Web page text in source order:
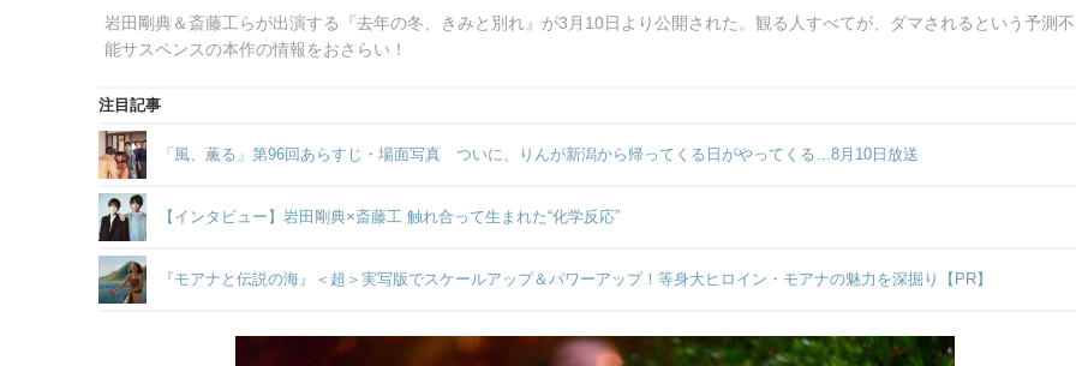
岩田剛典＆斎藤工らが出演する『去年の冬、きみと別れ』が3月10日より公開された。観る人すべてが、ダマされるという予測不
能サスペンスの本作の情報をおさらい！
注目記事
「風、薫る」第96回あらすじ・場面写真 ついに、りんが新潟から帰ってくる日がやってくる…8月10日放送
【インタビュー】岩田剛典×斎藤工 触れ合って生まれた“化学反応”
『モアナと伝説の海』＜超＞実写版でスケールアップ＆パワーアップ！等身大ヒロイン・モアナの魅力を深掘り【PR】